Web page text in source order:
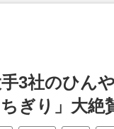
3社のひん
ぎり」大